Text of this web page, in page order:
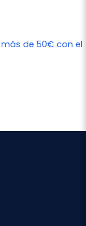
de 50€ con el